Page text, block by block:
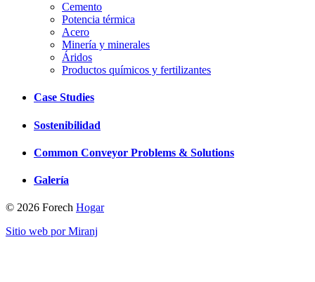
Cemento
Potencia térmica
Acero
Minería y minerales
Áridos
Productos químicos y fertilizantes
Case Studies
Sostenibilidad
Common Conveyor Problems & Solutions
Galería
© 2026 Forech Hogar
Sitio web por Miranj